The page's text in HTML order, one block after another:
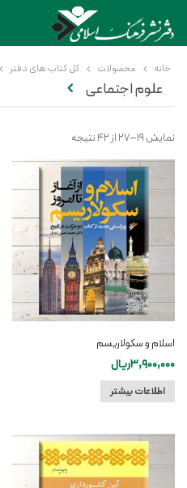
خانه محصولات کل کتاب های دفتر
علوم اجتماعی
نمایش 19–27 از 42 نتیجه
اسلام و سکولاریسم
3,900,000ریال
اطلاعات بیشتر